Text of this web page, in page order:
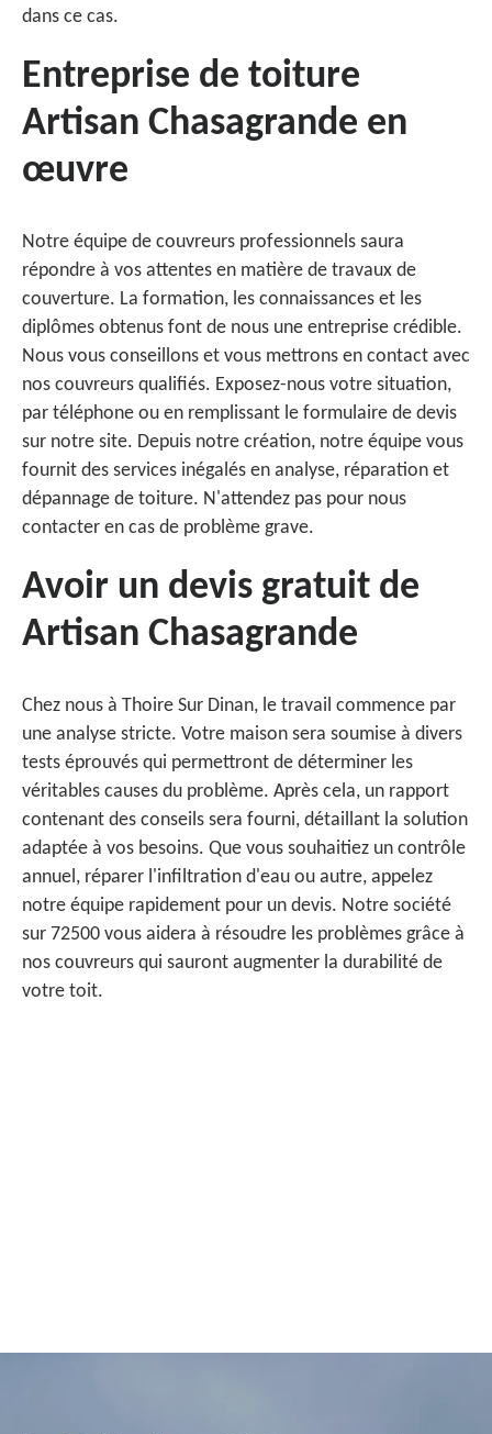
dans ce cas.
Entreprise de toiture
Artisan Chasagrande en
œuvre
Notre équipe de couvreurs professionnels saura
répondre à vos attentes en matière de travaux de
couverture. La formation, les connaissances et les
diplômes obtenus font de nous une entreprise crédible.
Nous vous conseillons et vous mettrons en contact avec
nos couvreurs qualifiés. Exposez-nous votre situation,
par téléphone ou en remplissant le formulaire de devis
sur notre site. Depuis notre création, notre équipe vous
fournit des services inégalés en analyse, réparation et
dépannage de toiture. N'attendez pas pour nous
contacter en cas de problème grave.
Avoir un devis gratuit de
Artisan Chasagrande
Chez nous à Thoire Sur Dinan, le travail commence par
une analyse stricte. Votre maison sera soumise à divers
tests éprouvés qui permettront de déterminer les
véritables causes du problème. Après cela, un rapport
contenant des conseils sera fourni, détaillant la solution
adaptée à vos besoins. Que vous souhaitiez un contrôle
annuel, réparer l'infiltration d'eau ou autre, appelez
notre équipe rapidement pour un devis. Notre société
sur 72500 vous aidera à résoudre les problèmes grâce à
nos couvreurs qui sauront augmenter la durabilité de
votre toit.